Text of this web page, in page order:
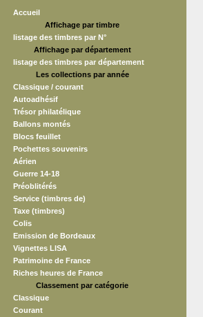
Accueil
Affichage par timbre
listage des timbres par N°
Affichage par département
listage des timbres par département
Les collections par année
Classique / courant
Autoadhésif
Trésor philatélique
Ballons montés
Blocs feuillet
Pochettes souvenirs
Aérien
Guerre 14-18
Préoblitérés
Service (timbres de)
Taxe (timbres)
Colis
Emission de Bordeaux
Vignettes LISA
Patrimoine de France
Riches heures de France
Classement par catégorie
Classique
Courant